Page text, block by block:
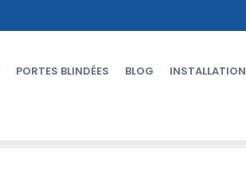
PORTES BLINDÉES BLOG INSTALLATION